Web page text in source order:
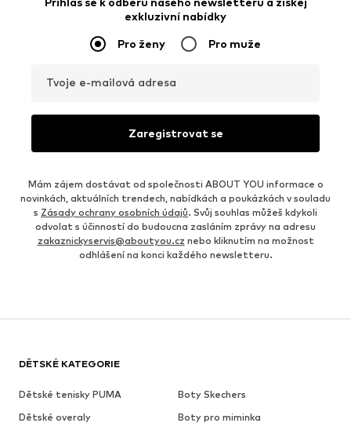
exkluzivní nabídky
Pro ženy Pro muže
Tvoje e-mailová adresa
Zaregistrovat se
Mám zájem dostávat od společnosti ABOUT YOU informace o
novinkách, aktuálních trendech, nabídkách a poukázkách v souladu
s Zásady ochrany osobních údajů. Svůj souhlas můžeš kdykoli
odvolat s účinností do budoucna zasláním zprávy na adresu
zakaznickyservis@aboutyou.cz nebo kliknutím na možnost
odhlášení na konci každého newsletteru.
DĚTSKÉ KATEGORIE
Dětské tenisky PUMA
Boty Skechers
Dětské overaly
Boty pro miminka